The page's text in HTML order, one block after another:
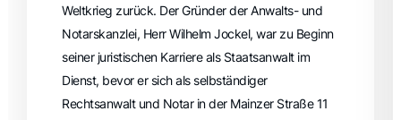
Weltkrieg zurück. Der Gründer der Anwalts- und
Notarskanzlei, Herr Wilhelm Jockel, war zu Beginn
seiner juristischen Karriere als Staatsanwalt im
Dienst, bevor er sich als selbständiger
Rechtsanwalt und Notar in der Mainzer Straße 11